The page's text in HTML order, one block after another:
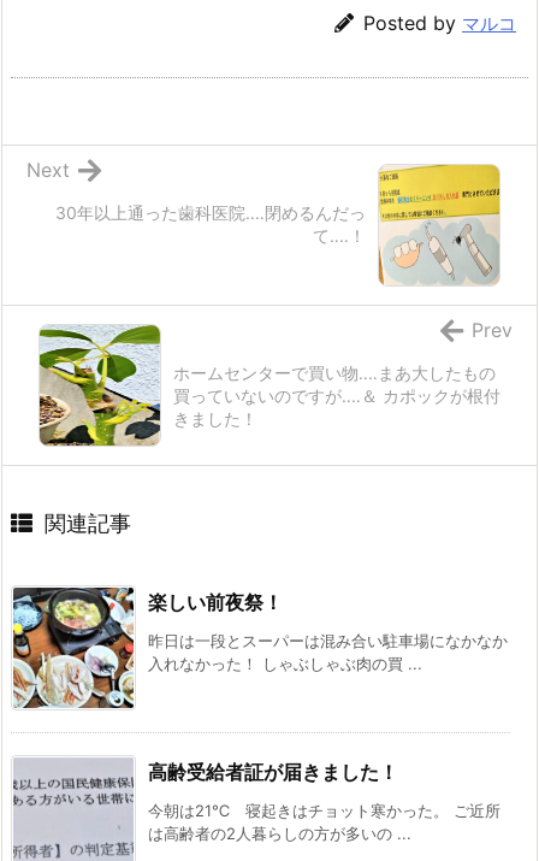
Posted by マルコ
30年以上通った歯科医院‥‥閉めるんだっ
て‥‥！
Next
ホームセンターで買い物‥‥まあ大したもの
買っていないのですが‥‥＆ カポックが根付
きました！
Prev
関連記事
楽しい前夜祭！
昨日は一段とスーパーは混み合い駐車場になかなか
入れなかった！ しゃぶしゃぶ肉の買 ...
高齢受給者証が届きました！
今朝は21℃ 寝起きはチョット寒かった。 ご近所
は高齢者の2人暮らしの方が多いの ...